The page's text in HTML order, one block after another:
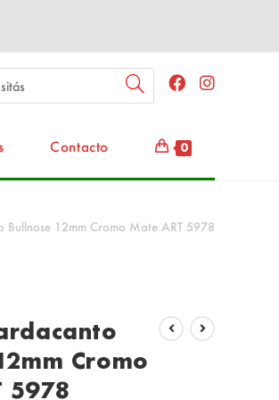
Contacto 0
Bullnose 12mm Cromo Mate ART 5978
Cromo
5978